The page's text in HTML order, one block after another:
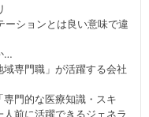
ーションとは良い意味で違
…
専門職」が活躍する会社
専門的な医療知識・スキ
前に活躍できるジェネラ